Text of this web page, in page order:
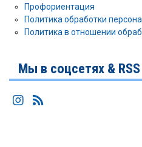
Профориентация
Политика обработки
Политика в отношении
Мы в соцсетях & RSS